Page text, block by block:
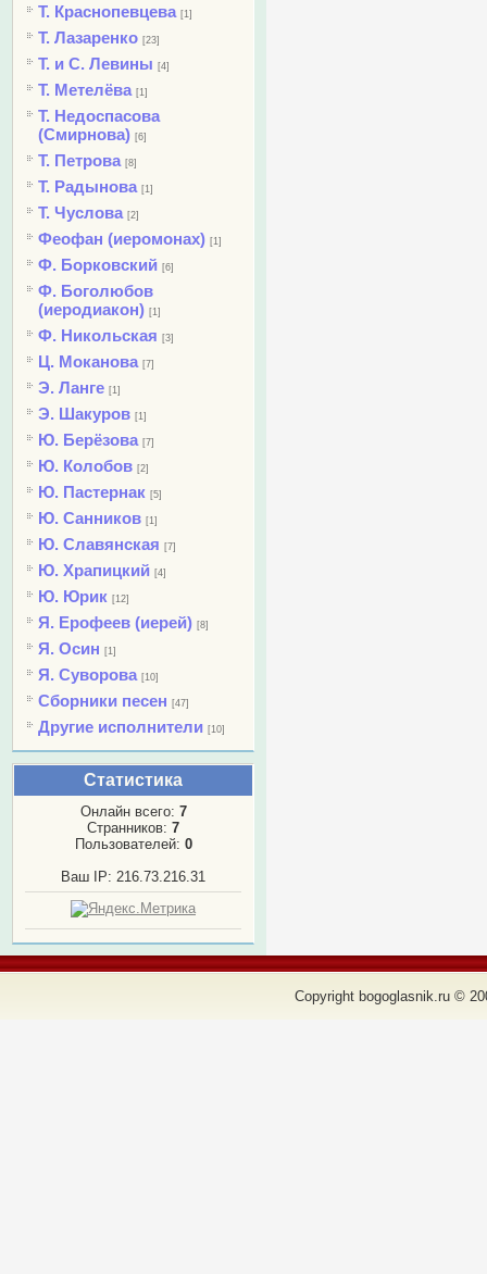
Т. Краснопевцева [1]
Т. Лазаренко [23]
Т. и С. Левины [4]
Т. Метелёва [1]
Т. Недоспасова
(Смирнова) [6]
Т. Петрова [8]
Т. Радынова [1]
Т. Чуслова [2]
Феофан (иеромонах) [1]
Ф. Борковский [6]
Ф. Боголюбов
(иеродиакон) [1]
Ф. Никольская [3]
Ц. Моканова [7]
Э. Ланге [1]
Э. Шакуров [1]
Ю. Берёзова [7]
Ю. Колобов [2]
Ю. Пастернак [5]
Ю. Санников [1]
Ю. Славянская [7]
Ю. Храпицкий [4]
Ю. Юрик [12]
Я. Ерофеев (иерей) [8]
Я. Осин [1]
Я. Суворова [10]
Сборники песен [47]
Другие исполнители [10]
Статистика
Онлайн всего: 7
Странников: 7
Пользователей: 0
Ваш IP: 216.73.216.31
Copyright bogoglasnik.ru ©